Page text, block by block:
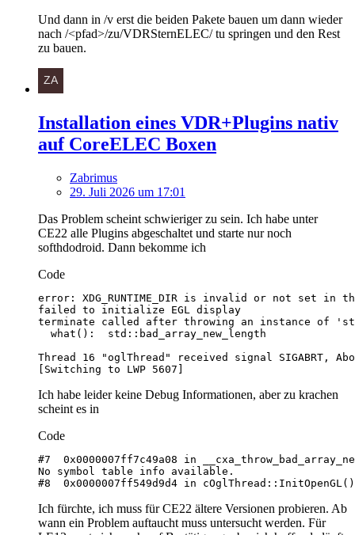
Und dann in /v erst die beiden Pakete bauen um dann wieder
nach /<pfad>/zu/VDRSternELEC/ tu springen und den Rest
zu bauen.
Installation eines VDR+Plugins nativ
auf CoreELEC Boxen
Zabrimus
29. Juli 2026 um 17:01
Das Problem scheint schwieriger zu sein. Ich habe unter
CE22 alle Plugins abgeschaltet und starte nur noch
softhdodroid. Dann bekomme ich
Code
[Switching to LWP 5607]
Ich habe leider keine Debug Informationen, aber zu krachen
scheint es in
Code
#8  0x0000007ff549d9d4 in
Ich fürchte, ich muss für CE22 ältere Versionen probieren. Ab
wann ein Problem auftaucht muss untersucht werden. Für